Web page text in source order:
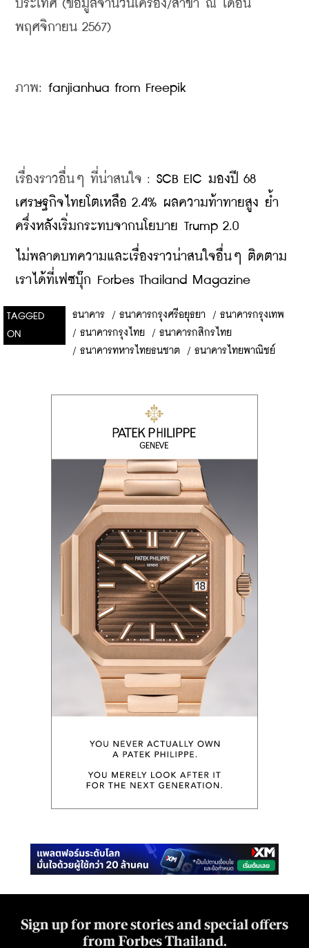
ประเทศ (ข้อมูลจำนวนเครื่อง/สาขา ณ เดือน
พฤศจิกายน 2567)
ภาพ: fanjianhua from Freepik
เรื่องราวอื่นๆ ที่น่าสนใจ : SCB EIC มองปี 68
เศรษฐกิจไทยโตเหลือ 2.4% ผลความท้าทายสูง ย้ำ
ครึ่งหลังเริ่มกระทบจากนโยบาย Trump 2.0
ไม่พลาดบทความและเรื่องราวน่าสนใจอื่นๆ ติดตาม
เราได้ที่เฟซบุ๊ก Forbes Thailand Magazine
TAGGED
ON
ธนาคาร / ธนาคารกรุงศรีอยุธยา / ธนาคารกรุงเทพ
/ ธนาคารกรุงไทย / ธนาคารกสิกรไทย
/ ธนาคารทหารไทยธนชาต / ธนาคารไทยพาณิชย์
Sign up for more stories and special offers
from Forbes Thailand.